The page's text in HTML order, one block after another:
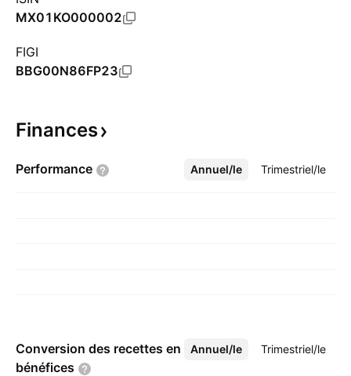
MX01KO000002
FIGI
BBG00N86FP23
Finances
Performance Annuel/le Trimestriel/le
Plus
Conversion des recettes en
bénéfices
Annuel/le Trimestriel/le
Plus